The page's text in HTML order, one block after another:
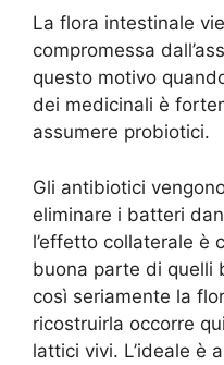
La flora intestinale
compromessa
questo motivo
dei medicinali è
assumere probiotici.
Gli antibiotici
eliminare i batteri
l’effetto collaterale è
buona parte di quelli
così seriamente la
ricostruirla occorre
lattici vivi. L’ideale è